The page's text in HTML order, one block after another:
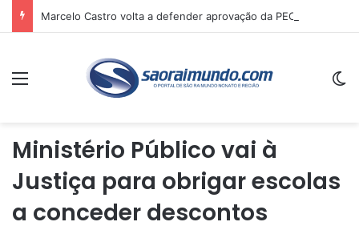
Menu
Ministério Público vai à
Justiça para obrigar escolas
a conceder descontos